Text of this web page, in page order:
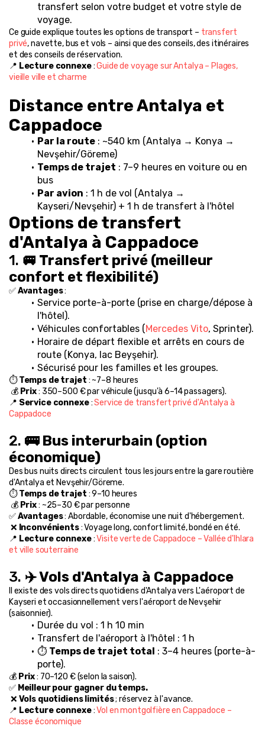
transfert selon votre budget et votre style de
voyage.
Ce guide explique toutes les options de transport – transfert
privé, navette, bus et vols – ainsi que des conseils, des itinéraires
et des conseils de réservation.
📍 Lecture connexe : Guide de voyage sur Antalya – Plages,
vieille ville et charme
Distance entre Antalya et
Cappadoce
Par la route : ~540 km (Antalya → Konya →
Nevşehir/Göreme)
Temps de trajet : 7–9 heures en voiture ou en
bus
Par avion : 1 h de vol (Antalya →
Kayseri/Nevşehir) + 1 h de transfert à l'hôtel
Options de transfert
d'Antalya à Cappadoce
1. 🚐 Transfert privé (meilleur
confort et flexibilité)
✅ Avantages :
Service porte-à-porte (prise en charge/dépose à
l'hôtel).
Véhicules confortables (Mercedes Vito, Sprinter).
Horaire de départ flexible et arrêts en cours de
route (Konya, lac Beyşehir).
Sécurisé pour les familles et les groupes.
⏱️ Temps de trajet : ~7–8 heures
💰 Prix : 350–500 € par véhicule (jusqu'à 6–14 passagers).
📍 Service connexe : Service de transfert privé d'Antalya à
Cappadoce
2. 🚌 Bus interurbain (option
économique)
Des bus nuits directs circulent tous les jours entre la gare routière
d'Antalya et Nevşehir/Göreme.
⏱️ Temps de trajet : 9–10 heures
💰 Prix : ~25–30 € par personne
✅ Avantages : Abordable, économise une nuit d'hébergement.
❌ Inconvénients : Voyage long, confort limité, bondé en été.
📍 Lecture connexe : Visite verte de Cappadoce – Vallée d'Ihlara
et ville souterraine
3. ✈️ Vols d'Antalya à Cappadoce
Il existe des vols directs quotidiens d'Antalya vers L'aéroport de
Kayseri et occasionnellement vers l'aéroport de Nevşehir
(saisonnier).
Durée du vol : 1 h 10 min
Transfert de l'aéroport à l'hôtel : 1 h
⏱️ Temps de trajet total : 3–4 heures (porte-à-
porte).
💰 Prix : 70–120 € (selon la saison).
✅ Meilleur pour gagner du temps.
❌ Vols quotidiens limités ; réservez à l'avance.
📍 Lecture connexe : Vol en montgolfière en Cappadoce –
Classe économique